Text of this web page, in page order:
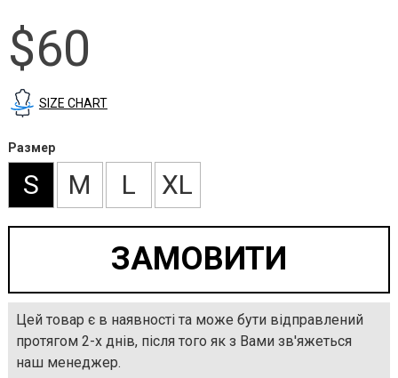
$60
SIZE CHART
Размер
S M L XL
Цей товар є в наявності та може бути відправлений
протягом 2-х днів, після того як з Вами зв'яжеться
наш менеджер.